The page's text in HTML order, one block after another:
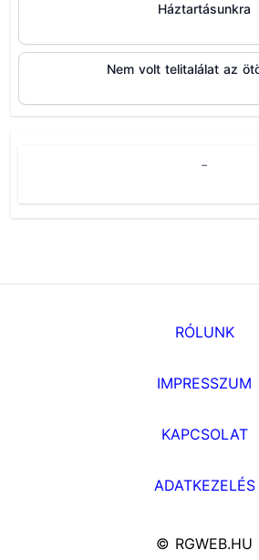
Háztartásunkra
Nem volt telitalálat az
-
RÓLUNK
IMPRESSZUM
KAPCSOLAT
ADATKEZELÉS
© RGWEB.HU